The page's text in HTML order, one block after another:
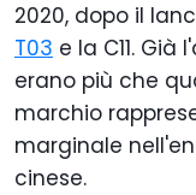
2020, dopo il
T03 e la C11.
erano più che
marchio
marginale
cinese.